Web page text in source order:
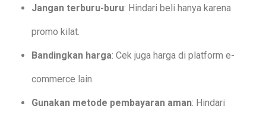
Jangan terburu-buru: Hindari beli hanya karena
promo kilat.
Bandingkan harga: Cek juga harga di platform e-
commerce lain.
Gunakan metode pembayaran aman: Hindari